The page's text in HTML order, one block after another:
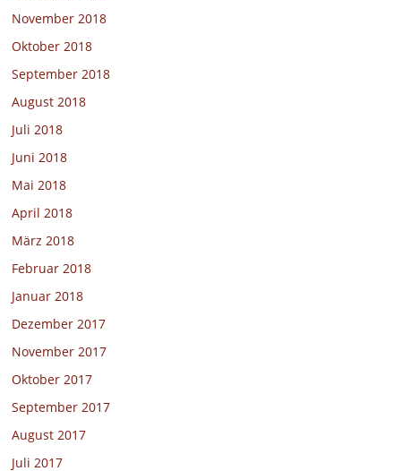
November 2018
Oktober 2018
September 2018
August 2018
Juli 2018
Juni 2018
Mai 2018
April 2018
März 2018
Februar 2018
Januar 2018
Dezember 2017
November 2017
Oktober 2017
September 2017
August 2017
Juli 2017